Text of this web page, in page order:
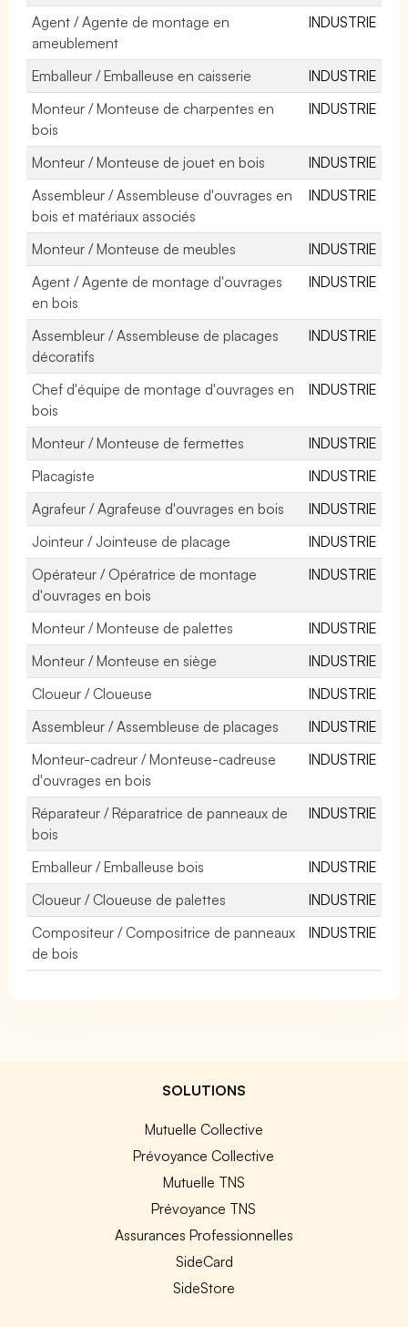
Agent / Agente de montage en
ameublement
INDUSTRIE
Emballeur / Emballeuse en caisserie
INDUSTRIE
Monteur / Monteuse de charpentes en
bois
INDUSTRIE
Monteur / Monteuse de jouet en bois
INDUSTRIE
Assembleur / Assembleuse d'ouvrages en
bois et matériaux associés
INDUSTRIE
Monteur / Monteuse de meubles
INDUSTRIE
Agent / Agente de montage d'ouvrages
en bois
INDUSTRIE
Assembleur / Assembleuse de placages
décoratifs
INDUSTRIE
Chef d'équipe de montage d'ouvrages en
bois
INDUSTRIE
Monteur / Monteuse de fermettes
INDUSTRIE
Placagiste
INDUSTRIE
Agrafeur / Agrafeuse d'ouvrages en bois
INDUSTRIE
Jointeur / Jointeuse de placage
INDUSTRIE
Opérateur / Opératrice de montage
d'ouvrages en bois
INDUSTRIE
Monteur / Monteuse de palettes
INDUSTRIE
Monteur / Monteuse en siège
INDUSTRIE
Cloueur / Cloueuse
INDUSTRIE
Assembleur / Assembleuse de placages
INDUSTRIE
Monteur-cadreur / Monteuse-cadreuse
d'ouvrages en bois
INDUSTRIE
Réparateur / Réparatrice de panneaux de
bois
INDUSTRIE
Emballeur / Emballeuse bois
INDUSTRIE
Cloueur / Cloueuse de palettes
INDUSTRIE
Compositeur / Compositrice de panneaux
de bois
INDUSTRIE
SOLUTIONS
Mutuelle Collective
Prévoyance Collective
Mutuelle TNS
Prévoyance TNS
Assurances Professionnelles
SideCard
SideStore